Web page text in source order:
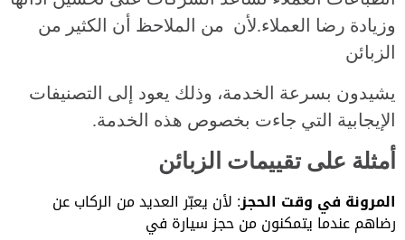
وزيادة رضا العملاء.لأن من الملاحظ أن الكثير من
الزبائن
يشيدون بسرعة الخدمة، وذلك يعود إلى التصنيفات
الإيجابية التي جاءت بخصوص هذه الخدمة.
أمثلة على تقييمات الزبائن
المرونة في وقت الحجز: لأن يعبّر العديد من الركاب عن
رضاهم عندما يتمكنون من حجز سيارة في